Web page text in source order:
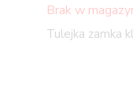
Brak w
Tulejka zamka